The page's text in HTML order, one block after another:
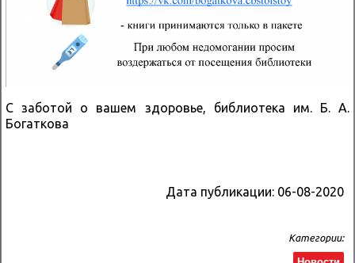
С заботой о вашем здоровье, библиотека им. Б. А.
Богаткова
Дата публикации: 06-08-2020
Категории: